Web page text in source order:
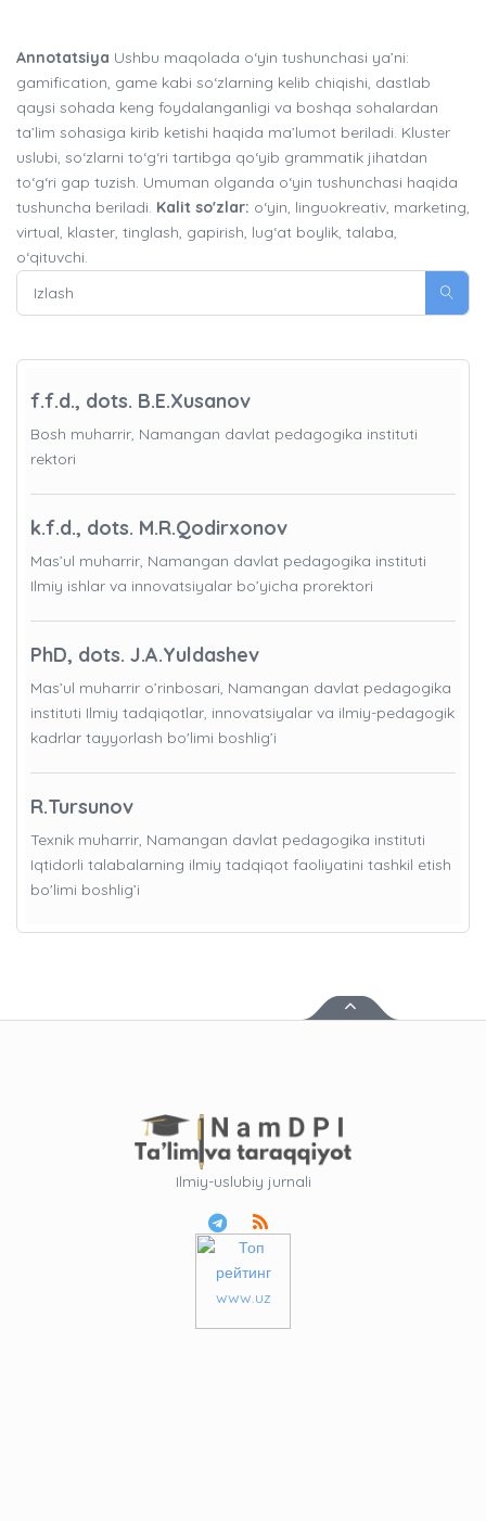
Annotatsiya Ushbu maqolada o‘yin tushunchasi ya’ni:
gamification, game kabi so‘zlarning kelib chiqishi, dastlab
qaysi sohada keng foydalanganligi va boshqa sohalardan
ta’lim sohasiga kirib ketishi haqida ma’lumot beriladi. Kluster
uslubi, so‘zlarni to‘g‘ri tartibga qo‘yib grammatik jihatdan
to‘g‘ri gap tuzish. Umuman olganda o‘yin tushunchasi haqida
tushuncha beriladi. Kalit so'zlar: o‘yin, linguokreativ, marketing,
virtual, klaster, tinglash, gapirish, lug‘at boylik, talaba,
o‘qituvchi.
f.f.d., dots. B.E.Xusanov
Bosh muharrir, Namangan davlat pedagogika instituti
rektori
k.f.d., dots. M.R.Qodirxonov
Mas’ul muharrir, Namangan davlat pedagogika instituti
Ilmiy ishlar va innovatsiyalar bo’yicha prorektori
PhD, dots. J.A.Yuldashev
Mas’ul muharrir o’rinbosari, Namangan davlat pedagogika
instituti Ilmiy tadqiqotlar, innovatsiyalar va ilmiy-pedagogik
kadrlar tayyorlash bo'limi boshlig’i
R.Tursunov
Texnik muharrir, Namangan davlat pedagogika instituti
Iqtidorli talabalarning ilmiy tadqiqot faoliyatini tashkil etish
bo'limi boshlig’i
Ilmiy-uslubiy jurnali